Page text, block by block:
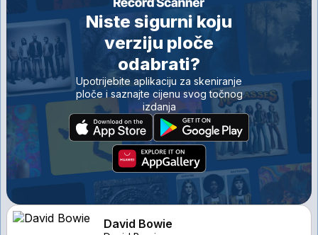
Niste sigurni koju
verziju ploče
odabrati?
Upotrijebite aplikaciju za skeniranje
ploče i saznajte cijenu svog točnog
izdanja
David Bowie